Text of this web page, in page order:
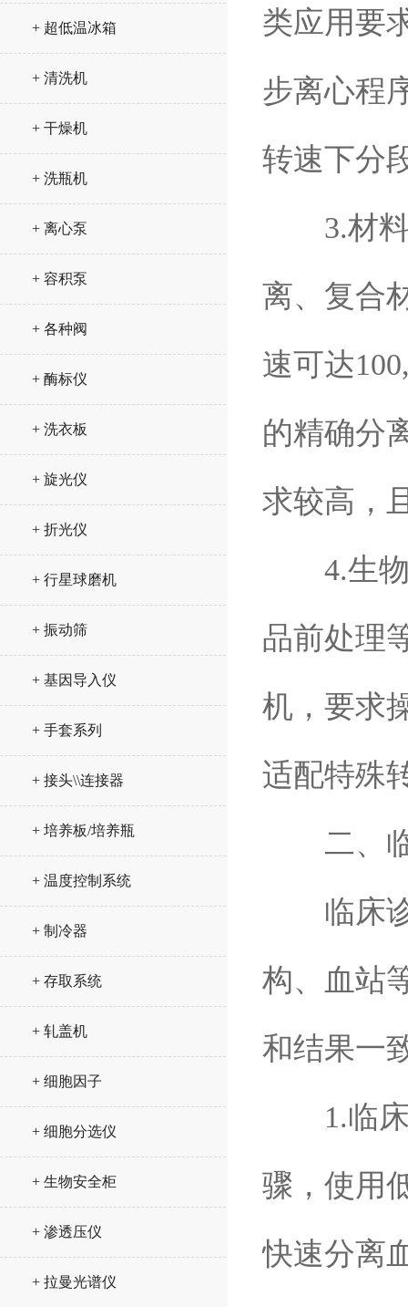
+ 超低温冰箱
+ 清洗机
+ 干燥机
+ 洗瓶机
+ 离心泵
+ 容积泵
+ 各种阀
+ 酶标仪
+ 洗衣板
+ 旋光仪
+ 折光仪
+ 行星球磨机
+ 振动筛
+ 基因导入仪
+ 手套系列
+ 接头\\连接器
+ 培养板/培养瓶
+ 温度控制系统
+ 制冷器
+ 存取系统
+ 轧盖机
+ 细胞因子
+ 细胞分选仪
+ 生物安全柜
+ 渗透压仪
+ 拉曼光谱仪
类应用要
步离心程
转速下分
3.材料
离、复合
速可达
的精确分
求较高，
4.生物
品前处理
机，要求
适配特殊
二、临
临床诊
构、血站
和结果一
1.临床
骤，使用
快速分离